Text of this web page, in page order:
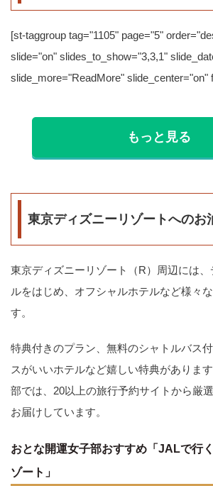
[st-taggroup tag="1105" page="5"
slide="on" slides_to_show="3,3,1"
slide_more="ReadMore" slide_center="on"
もっと見る
東京ディズニーリゾートへのお
東京ディズニーリゾート（R）周辺には
ルをはじめ、オフシャルホテルなど様々
す。
特典付きのプラン、無料のシャトルバス
スがいいホテルなど嬉しい特典がありま
部では、20以上の旅行予約サイトから厳
お届けしています。
おとな開運女子部おすすめ「JALで行
ゾート」